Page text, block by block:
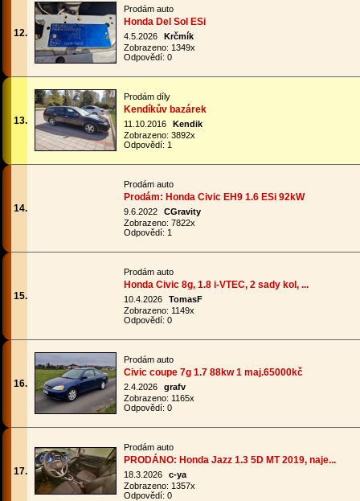
12.
Prodám auto
Honda Del Sol ESi
4.5.2026
Krčmík
Zobrazeno: 1349x
Odpovědí: 0
13.
Prodám díly
Kendíkův bazárek
11.10.2016
Kendik
Zobrazeno: 3892x
Odpovědí: 1
14.
Prodám auto
Prodám: Honda Civic EH9 1.6 ESi 92kW
9.6.2022
CGravity
Zobrazeno: 7822x
Odpovědí: 1
15.
Prodám auto
Honda Civic 8g, 1.8 i-VTEC, 2 sady kol, ...
10.4.2026
TomasF
Zobrazeno: 1149x
Odpovědí: 0
16.
Prodám auto
Civic coupe 7g 1.7 88kw 1 maj.65000kč
2.4.2026
grafv
Zobrazeno: 1165x
Odpovědí: 0
17.
Prodám auto
PRODÁNO: Honda Jazz 1.3 5D MT 2019, naje...
18.3.2026
c-ya
Zobrazeno: 1357x
Odpovědí: 0